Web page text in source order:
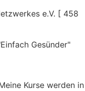
e.V. [ 458
Kurse werden in